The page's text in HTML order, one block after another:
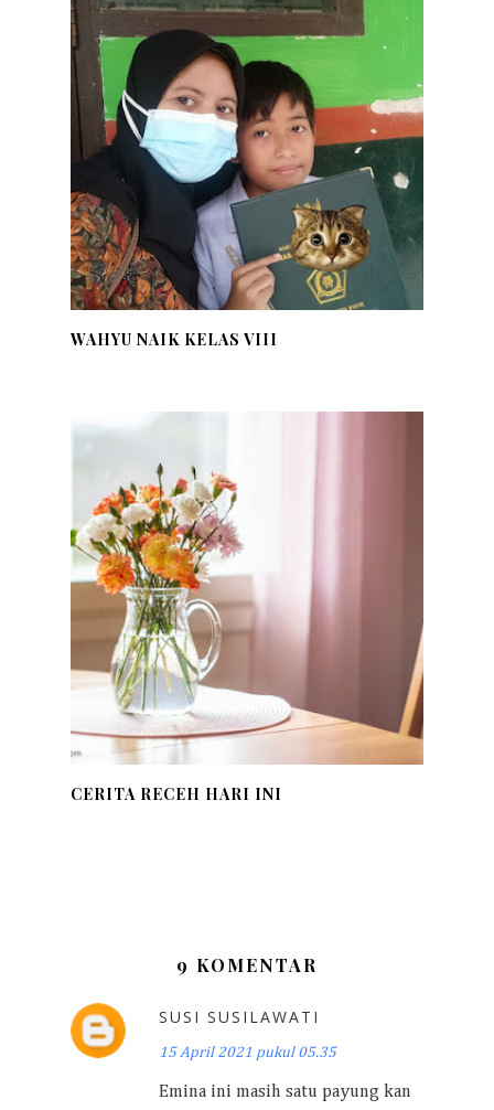
WAHYU NAIK KELAS VIII
CERITA RECEH HARI INI
9 KOMENTAR
SUSI SUSILAWATI
15 April 2021 pukul 05.35
Emina ini masih satu payung kan